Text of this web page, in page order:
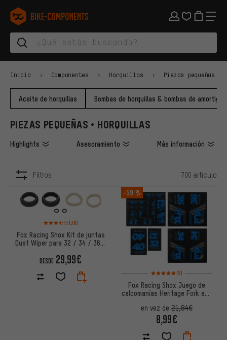
Saltar a la navegación principal
Saltar a la navegación de categorías
Saltar al contenido
Saltar a marcas y al boletín
Saltar al pie de página
bike-components.de Página de inicio
Inicio Componentes Horquillas Piezas pequeñas
Aceite de horquillas Bombas de horquillas & bombas de
PIEZAS PEQUEÑAS • HORQUILLAS
Highlights Asesoramiento Más información
Filtros 700 artículo
ARTÍCULOS
Valoración media: 3,5 de 5 basada en 36 reseñas
(36)
Fox Racing Shox Kit de juntas
Dust Wiper para 32 / 34 / 36 /
DESDE 29,99€
-59 %
Valoración media: 5 de 5
(5)
Fox Racing Shox Juego de
calcomanías Heritage Fork and
2020
en vez de21,84€
8,99€